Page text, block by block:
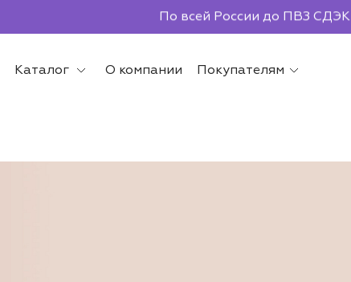
По всей России до ПВЗ СДЭК
Каталог О компании Покупателям